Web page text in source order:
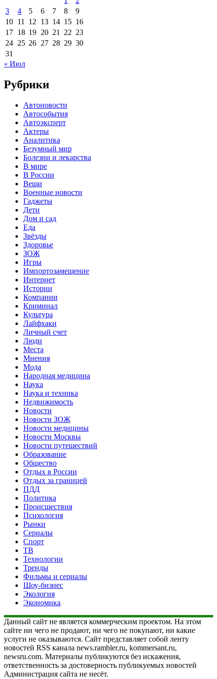
3
4 5 6 7 8
9
10 11 12 13 14 15 16
17 18 19 20 21 22 23
24 25 26 27 28 29 30
31
« Июл
Рубрики
Автоновости
Автособытия
Автоэксперт
Актеры
Аналитика
Безумный мир
Болезни и лекарства
В мире
В России
Вещи
Военные новости
Гаджеты
Дети
Дом и сад
Еда
Звёзды
Здоровье
ЗОЖ
Игры
Импортозамещение
Интернет
Истории
Компании
Криминал
Культура
Лайфхаки
Личный счет
Люди
Места
Мнения
Мода
Народная медицина
Наука
Наука и техника
Недвижимость
Новости
Новости ЗОЖ
Новости медицины
Новости Москвы
Новости путешествий
Образование
Общество
Отдых в России
Отдых за границей
ПДД
Политика
Происшествия
Психология
Рынки
Сериалы
Спорт
ТВ
Технологии
Тренды
Фильмы и сериалы
Шоу-бизнес
Экология
Экономика
Данный сайт не является коммерческим проектом. На этом
сайте ни чего не продают, ни чего не покупают, ни какие
услуги не оказываются. Сайт представляет собой ленту
новостей RSS канала news.rambler.ru, kommersant.ru,
newsru.com. Материалы публикуются без искажения,
ответственность за достоверность публикуемых новостей
Администрация сайта не несёт.